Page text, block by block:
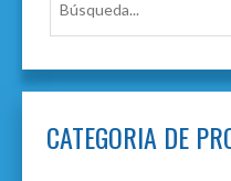
CATEGORIA DE